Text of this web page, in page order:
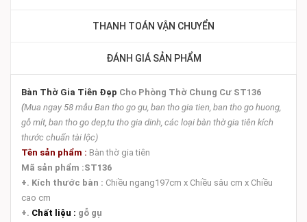
THANH TOÁN VẬN CHUYỂN
ĐÁNH GIÁ SẢN PHẨM
Bàn Thờ Gia Tiên Đẹp Cho Phòng Thờ Chung Cư ST136
(Mua ngay 58 mẫu Ban tho go gu, ban tho gia tien, ban tho go huong,
gỗ mít, ban tho go dep,tu tho gia dinh, các loại bàn thờ gia tiên kích
thước chuẩn tài lộc)
Tên sản phẩm : Bàn thờ gia tiên
Mã sản phẩm :ST136
+. Kích thước bàn : Chiều ngang197cm x Chiều sâu cm x Chiều
cao cm
+. Chất liệu : gỗ gụ